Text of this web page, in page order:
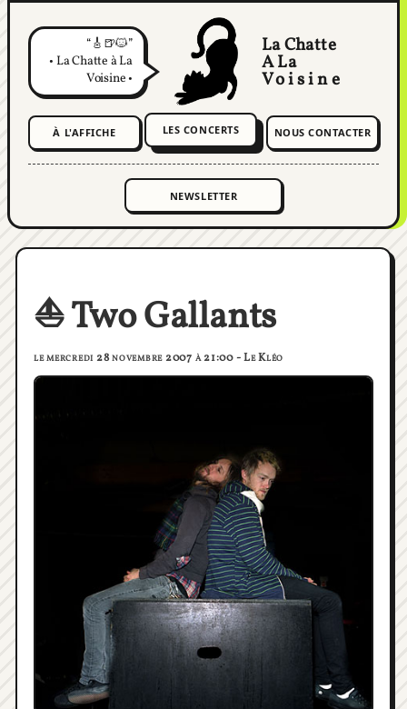
🎸🍺🐱
• La Chatte à La
Voisine •
La Chatte
A La
Voisine
À L'AFFICHE LES CONCERTS NOUS CONTACTER
⛵️ Two Gallants
le mercredi 28 novembre 2007 à 21:00 - Le Kléo